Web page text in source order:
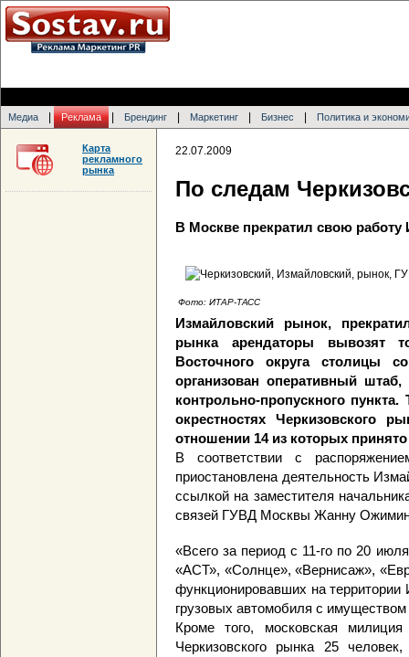
Медиа Реклама Брендинг Маркетинг Бизнес Политика и
22.07.2009
По следам
В Москве прекратил свою
Фото: ИТАР-ТАСС
Измайловский рынок,
рынка арендаторы вывозят
Восточного округа
организован оперативный
контрольно-пропускного
окрестностях Черкизовского
отношении 14 из которых
В соответствии с
приостановлена деятельность
ссылкой на заместителя
связей ГУВД Москвы Жанну
«Всего за период с 11-го по 20
«АСТ», «Солнце», «Вернисаж»,
функционировавших на
грузовых автомобиля с
Кроме того, московская
Черкизовского рынка 25
Карта
рекламного
рынка